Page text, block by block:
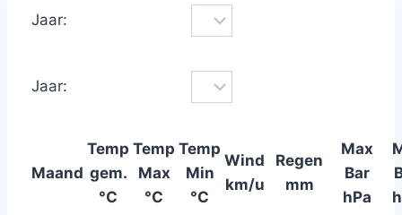
Jaar:
Jaar:
Maand
Temp
gem.
°C
Temp
Max
°C
Temp
Min
°C
Wind
km/u
Regen
mm
Max
Bar
hPa